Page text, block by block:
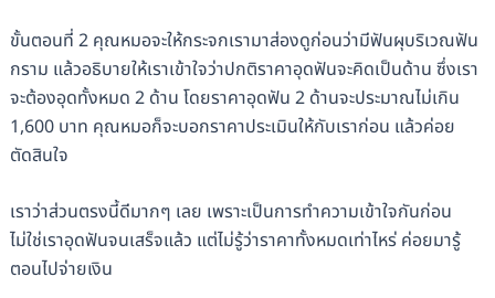
ขั้นตอนที่ 2 คุณหมอจะให้กระจกเรามาส่องดูก่อนว่ามีฟันผุบริเวณฟัน
กราม แล้วอธิบายให้เราเข้าใจว่าปกติราคาอุดฟันจะคิดเป็นด้าน ซึ่งเรา
จะต้องอุดทั้งหมด 2 ด้าน โดยราคาอุดฟัน 2 ด้านจะประมาณไม่เกิน
1,600 บาท คุณหมอก็จะบอกราคาประเมินให้กับเราก่อน แล้วค่อย
ตัดสินใจ
เราว่าส่วนตรงนี้ดีมากๆ เลย เพราะเป็นการทำความเข้าใจกันก่อน
ไม่ใช่เราอุดฟันจนเสร็จแล้ว แต่ไม่รู้ว่าราคาทั้งหมดเท่าไหร่ ค่อยมารู้
ตอนไปจ่ายเงิน